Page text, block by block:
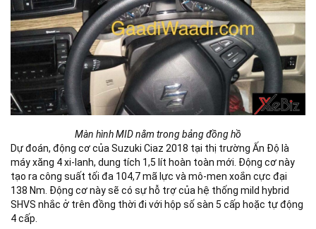
Màn hình MID nằm trong bảng đồng hồ
Dự đoán, động cơ của Suzuki Ciaz 2018 tại thị trường Ấn Độ là
máy xăng 4 xi-lanh, dung tích 1,5 lít hoàn toàn mới. Động cơ này
tạo ra công suất tối đa 104,7 mã lực và mô-men xoắn cực đại
138 Nm. Động cơ này sẽ có sự hỗ trợ của hệ thống mild hybrid
SHVS nhắc ở trên đồng thời đi với hộp số sàn 5 cấp hoặc tự động
4 cấp.